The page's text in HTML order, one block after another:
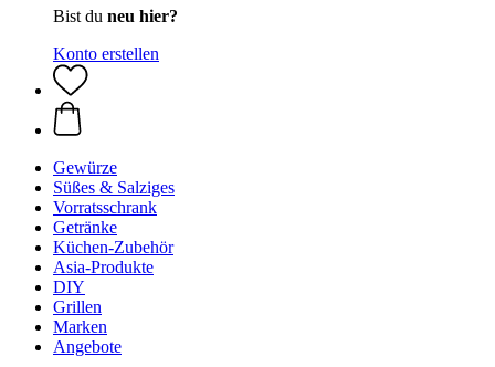
Bist du neu hier?
Konto erstellen
Gewürze
Süßes & Salziges
Vorratsschrank
Getränke
Küchen-Zubehör
Asia-Produkte
DIY
Grillen
Marken
Angebote